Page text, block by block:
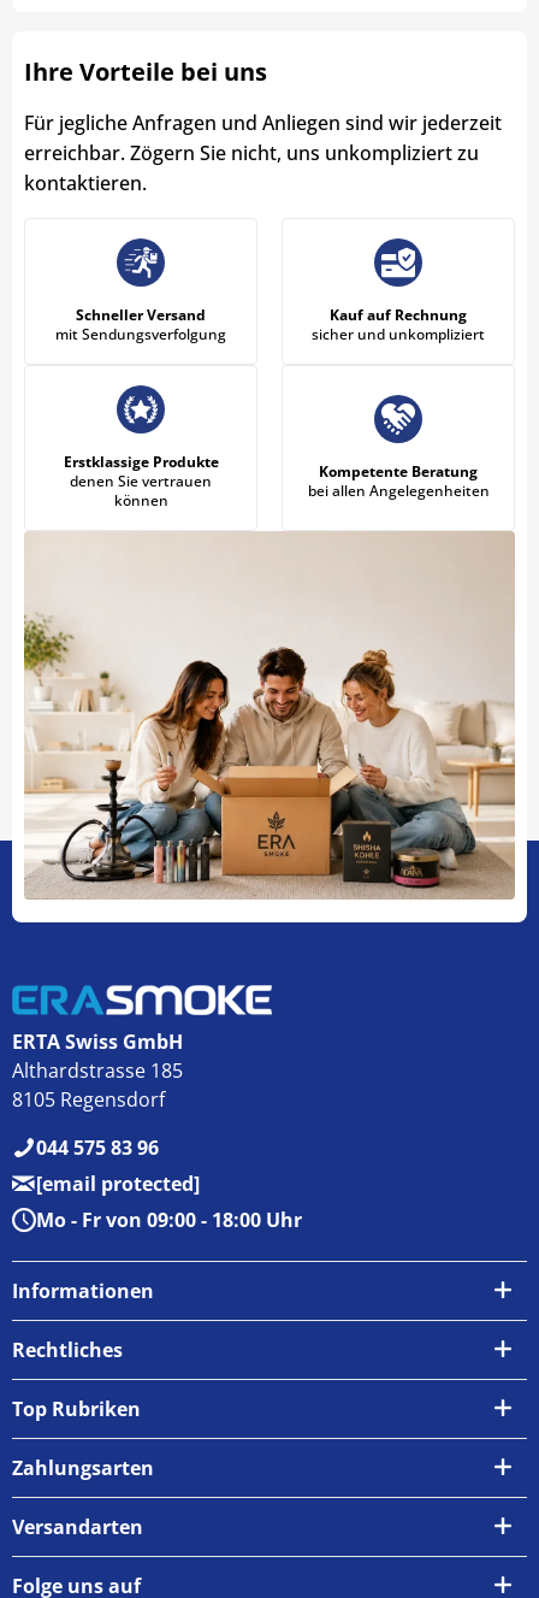
Ihre Vorteile bei uns
Für jegliche Anfragen und Anliegen sind wir jederzeit
erreichbar. Zögern Sie nicht, uns unkompliziert zu
kontaktieren.
Schneller Versand
mit Sendungsverfolgung
Kauf auf Rechnung
sicher und unkompliziert
Erstklassige Produkte
denen Sie vertrauen
können
Kompetente Beratung
bei allen Angelegenheiten
ERTA Swiss GmbH
Althardstrasse 185
8105 Regensdorf
044 575 83 96
[email protected]
Mo - Fr von 09:00 - 18:00 Uhr
Informationen
Über uns
Zahlungsarten
Versand & Abholung
Newsletter
Rückgabe & Umtausch
Rechtliches
AGB
Widerrufsrecht
Top Rubriken
Zahlungsarten
Versandarten
Folge uns auf